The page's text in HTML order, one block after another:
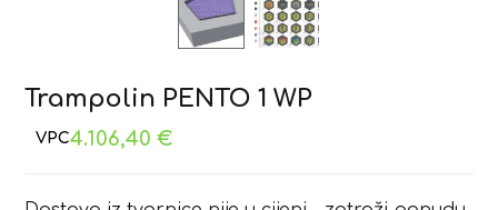
Trampolin PENTO 1 WP
4.106,40€